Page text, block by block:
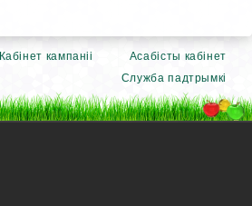
Кабінет кампаніі
Асабісты кабінет
Служба падтрымкі